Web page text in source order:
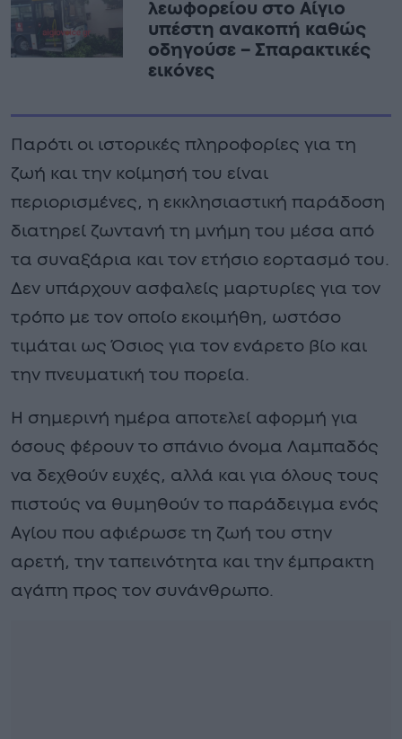
λεωφορείου στο Αίγιο
υπέστη ανακοπή καθώς
οδηγούσε – Σπαρακτικές
εικόνες
Παρότι οι ιστορικές πληροφορίες για τη
ζωή και την κοίμησή του είναι
περιορισμένες, η εκκλησιαστική παράδοση
διατηρεί ζωντανή τη μνήμη του μέσα από
τα συναξάρια και τον ετήσιο εορτασμό του.
Δεν υπάρχουν ασφαλείς μαρτυρίες για τον
τρόπο με τον οποίο εκοιμήθη, ωστόσο
τιμάται ως Όσιος για τον ενάρετο βίο και
την πνευματική του πορεία.
Η σημερινή ημέρα αποτελεί αφορμή για
όσους φέρουν το σπάνιο όνομα Λαμπαδός
να δεχθούν ευχές, αλλά και για όλους τους
πιστούς να θυμηθούν το παράδειγμα ενός
Αγίου που αφιέρωσε τη ζωή του στην
αρετή, την ταπεινότητα και την έμπρακτη
αγάπη προς τον συνάνθρωπο.